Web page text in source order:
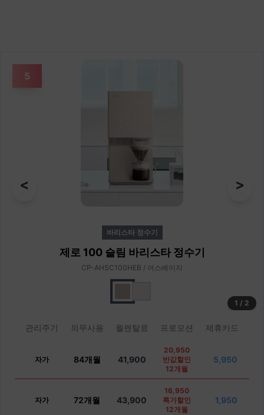
5
< >
바리스타 정수기
제로 100 슬림 바리스타 정수기
CP-AHSC100HEB / 어스베이지
1 / 2
관리주기 의무사용 월렌탈료 프로모션 제휴카드
자가 84개월 41,900
20,950
반값할인
12개월
5,950
자가 72개월 43,900
16,950
특가할인
12개월
1,950